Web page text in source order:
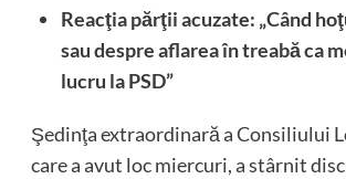
Reacţia părţii acuzate: „Când
sau despre aflarea în treabă ca
lucru la PSD”
Şedinţa extraordinară a Consiliului
care a avut loc miercuri, a stârnit